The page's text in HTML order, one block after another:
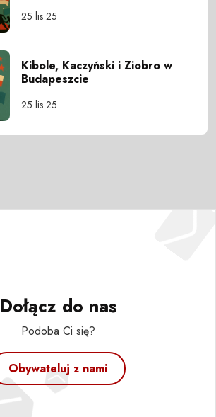
25 lis 25
Kibole, Kaczyński i Ziobro w
Budapeszcie
25 lis 25
Dołącz do nas
Podoba Ci się?
Obywateluj z nami